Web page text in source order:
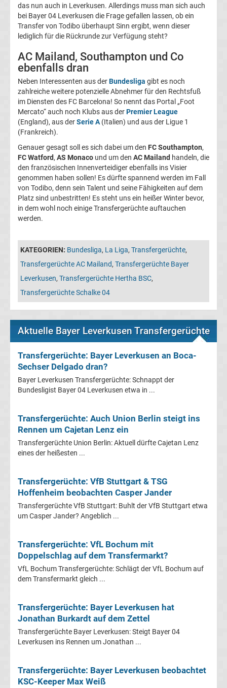
05
Transfergerüchte
Alemannia
Aachen
Transfergerüchte
Arminia
Bielefeld
Transfergerüchte
Bayer
Transfergerüchte
München
Transfergerüchte
Borussia
Dortmund
Transfergerüchte
Chemnitzer
Transfergerüchte
Dresden
Transfergerüchte
Braunschweig
das nun auch in Leverkusen. Allerdings muss man sich auch
bei Bayer 04 Leverkusen die Frage gefallen lassen, ob ein
Transfer von Todibo überhaupt Sinn ergibt, wenn dieser
lediglich für die Rückrunde zur Verfügung steht?
AC Mailand, Southampton und Co
ebenfalls dran
Neben Interessenten aus derBundesliga gibt es noch
zahlreiche weitere potenzielle Abnehmer für den Rechtsfuß
im Diensten des FC Barcelona! So nennt das Portal „Foot
Mercato“ auch noch Klubs aus derPremier League
(England), aus derSerie A (Italien) und aus der Ligue 1
(Frankreich).
Genauer gesagt soll es sich dabei um den FC Southampton,
FC Watford, AS Monaco und um den AC Mailand handeln, die
den französischen Innenverteidiger ebenfalls ins Visier
genommen haben sollen! Es dürfte spannend werden im Fall
von Todibo, denn sein Talent und seine Fähigkeiten auf dem
Platz sind unbestritten! Es steht uns ein heißer Winter bevor,
in dem wohl noch einige Transfergerüchte auftauchen
werden.
KATEGORIEN: Bundesliga, La Liga, Transfergerüchte,
Transfergerüchte AC Mailand, Transfergerüchte Bayer
Leverkusen, Transfergerüchte Hertha BSC,
Transfergerüchte Schalke 04
Aktuelle Bayer Leverkusen Transfergerüchte
Transfergerüchte: Bayer Leverkusen an Boca-
Sechser Delgado dran?
Bayer Leverkusen Transfergerüchte: Schnappt der
Bundesligist Bayer 04 Leverkusen etwa in ...
Transfergerüchte: Auch Union Berlin steigt ins
Rennen um Cajetan Lenz ein
Transfergerüchte Union Berlin: Aktuell dürfte Cajetan Lenz
eines der heißesten ...
Transfergerüchte: VfB Stuttgart & TSG
Hoffenheim beobachten Casper Jander
Transfergerüchte VfB Stuttgart: Buhlt der VfB Stuttgart etwa
um Casper Jander? Angeblich ...
Transfergerüchte: VfL Bochum mit
Doppelschlag auf dem Transfermarkt?
VfL Bochum Transfergerüchte: Schlägt der VfL Bochum auf
dem Transfermarkt gleich ...
Transfergerüchte: Bayer Leverkusen hat
Jonathan Burkardt auf dem Zettel
Transfergerüchte Bayer Leverkusen: Steigt Bayer 04
Leverkusen ins Rennen um Jonathan ...
Transfergerüchte: Bayer Leverkusen beobachtet
KSC-Keeper Max Weiß